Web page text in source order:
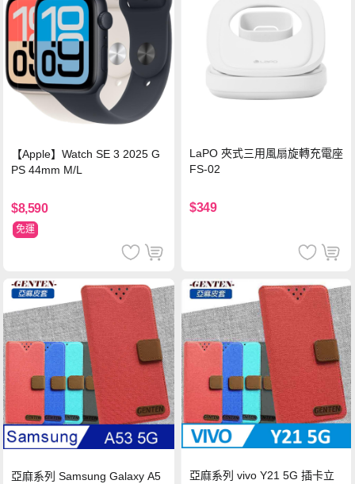
【Apple】Watch SE 3 2025 G
PS 44mm M/L
$8,590
免運
LaPO 夾式三用風扇旋轉充電座
FS-02
$349
亞麻系列 Samsung Galaxy A5
亞麻系列 vivo Y21 5G 插卡立